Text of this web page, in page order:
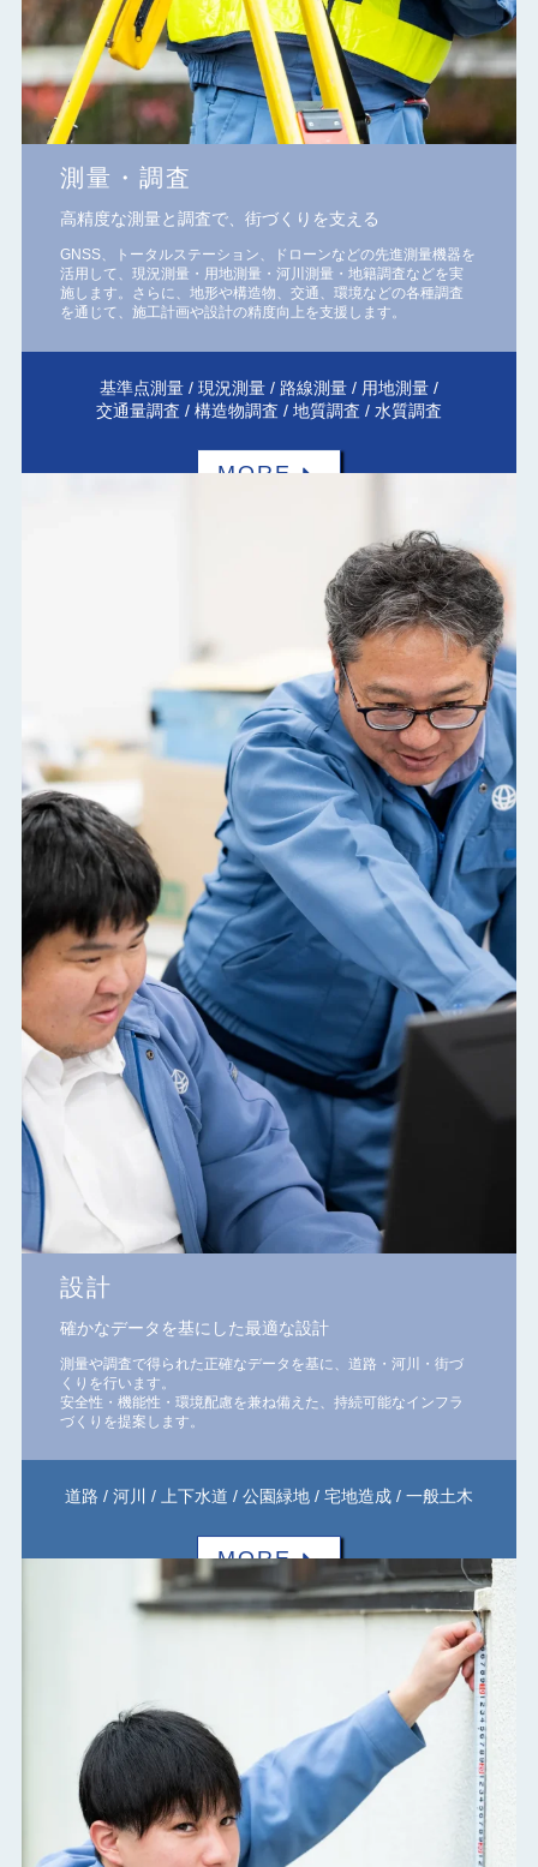
測量・調査
高精度な測量と調査で、街づくりを支える
GNSS、トータルステーション、ドローンなどの先進測量機器を
活用して、現況測量・用地測量・河川測量・地籍調査などを実
施します。さらに、地形や構造物、交通、環境などの各種調査
を通じて、施工計画や設計の精度向上を支援します。
基準点測量 / 現況測量 / 路線測量 / 用地測量 /
交通量調査 / 構造物調査 / 地質調査 / 水質調査
MORE
設計
確かなデータを基にした最適な設計
測量や調査で得られた正確なデータを基に、道路・河川・街づ
くりを行います。
安全性・機能性・環境配慮を兼ね備えた、持続可能なインフラ
づくりを提案します。
道路 / 河川 / 上下水道 / 公園緑地 / 宅地造成 / 一般土木
MORE